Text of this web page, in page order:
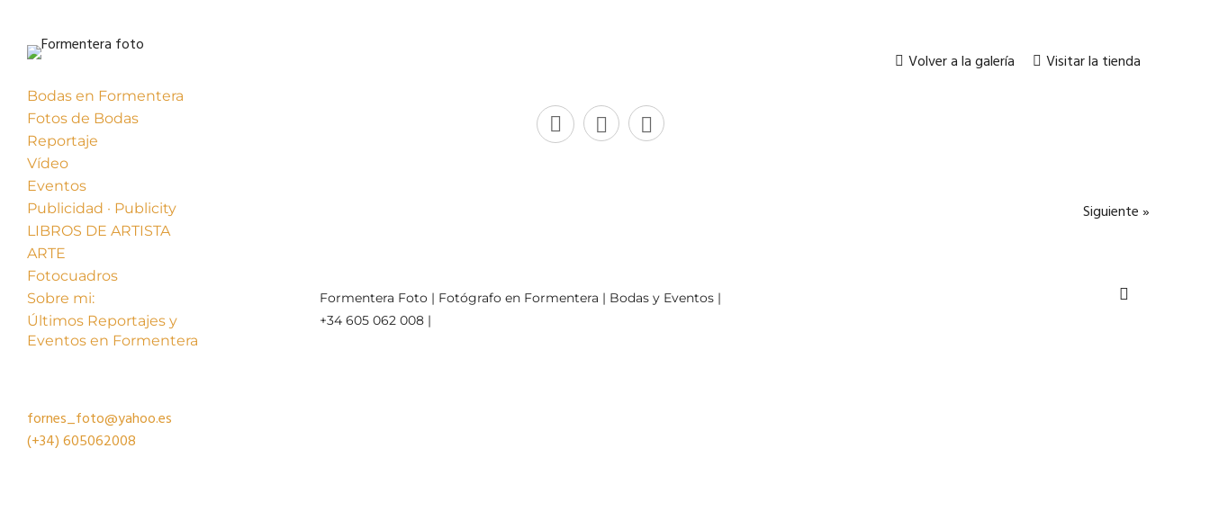
Bodas en Formentera
Fotos de Bodas
Reportaje
Vídeo
Eventos
Publicidad · Publicity
LIBROS DE ARTISTA
ARTE
Fotocuadros
Sobre mi:
Últimos Reportajes y
Eventos en Formentera
fornes_foto@yahoo.es
(+34)605062008
Volver a la galería Visitar la tienda
« Anterior Siguiente »
Formentera Foto | Fotógrafo en Formentera | Bodas y Eventos |
+34 605 062 008 |